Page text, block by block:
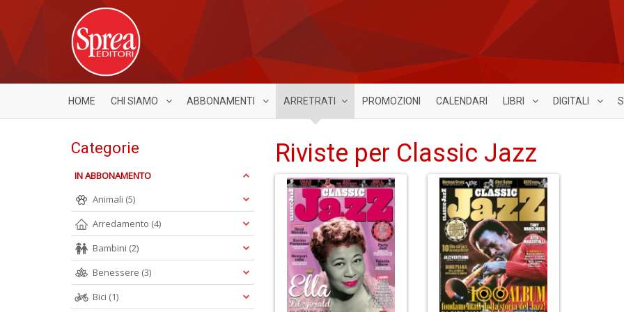
HOME CHI SIAMO ABBONAMENTI ARRETRATI PROMOZIONI CALENDARI LIBRI DIGITALI
Riviste per Classic Jazz
Categorie
IN ABBONAMENTO
Animali (5)
Arredamento (4)
Bambini (2)
Benessere (3)
Bici (1)